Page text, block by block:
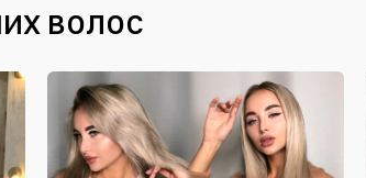
волос